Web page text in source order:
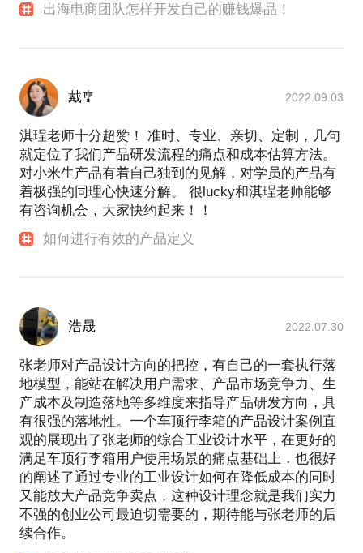
出海电商团队怎样开发自己的赚钱爆品！
戴🎐 2022.09.03
淇珵老师十分超赞！ 准时、专业、亲切、定制，几句
就定位了我们产品研发流程的痛点和成本估算方法。
对小米生产品有着自己独到的见解，对学员的产品有
着极强的同理心快速分解。 很lucky和淇珵老师能够
有咨询机会，大家快约起来！！
如何进行有效的产品定义
浩晟 2022.07.30
张老师对产品设计方向的把控，有自己的一套执行落
地模型，能站在解决用户需求、产品市场竞争力、生
产成本及制造落地等多维度来指导产品研发方向，具
有很强的落地性。一个车顶行李箱的产品设计案例直
观的展现出了张老师的综合工业设计水平，在更好的
满足车顶行李箱用户使用场景的痛点基础上，也很好
的阐述了通过专业的工业设计如何在降低成本的同时
又能放大产品竞争卖点，这种设计理念就是我们实力
不强的创业公司最迫切需要的，期待能与张老师的后
续合作。